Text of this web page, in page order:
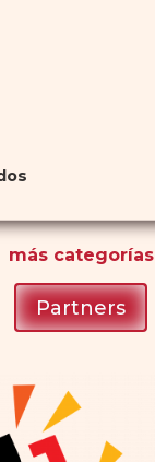
máscategorías
Partners